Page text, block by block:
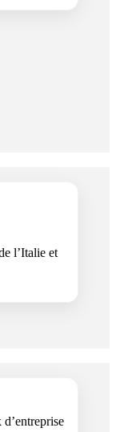
l’Italie et